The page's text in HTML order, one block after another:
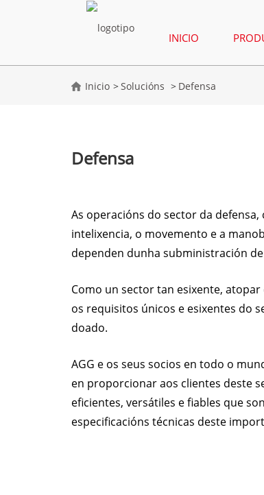
INICIO
Inicio Solucións Defensa
Defensa
As operacións do sector da
intelixencia, o movemento e a
dependen dunha subministración
Como un sector tan esixente,
os requisitos únicos e esixentes do
doado.
AGG e os seus socios en todo o
en proporcionar aos clientes deste
eficientes, versátiles e fiables que
especificacións técnicas deste